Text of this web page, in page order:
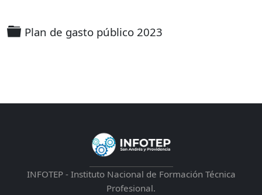
Carpeta
Plan de gasto público 2023
INFOTEP - Instituto Nacional de Formación Técnica
Profesional.